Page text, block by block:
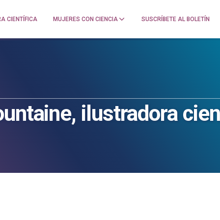
CIENTÍFICA MUJERES CON CIENCIA SUSCRÍBETE AL BOLETÍN
ilustradora